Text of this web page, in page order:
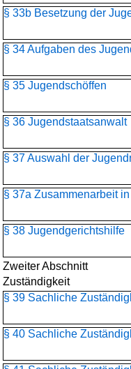
§ 33b Besetzung der
§ 34 Aufgaben des
§ 35 Jugendschöffen
§ 36 Jugendstaatsanwalt
§ 37 Auswahl der
§ 37a Zusammenarbeit
§ 38 Jugendgerichtshilfe
Zweiter Abschnitt
Zuständigkeit
§ 39 Sachliche
§ 40 Sachliche